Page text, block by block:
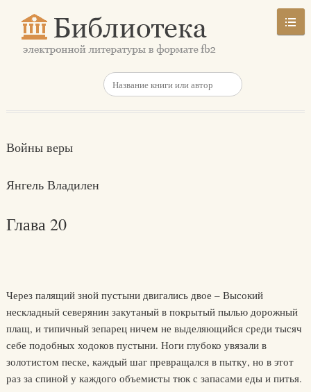
Войны веры
Янгель Владилен
Глава 20
Через палящий зной пустыни двигались двое – Высокий
нескладный северянин закутаный в покрытый пылью дорожный
плащ, и типичный зепарец ничем не выделяющийся среди тысяч
себе подобных ходоков пустыни. Ноги глубоко увязали в
золотистом песке, каждый шаг превращался в пытку, но в этот
раз за спиной у каждого объемисты тюк с запасами еды и питья.